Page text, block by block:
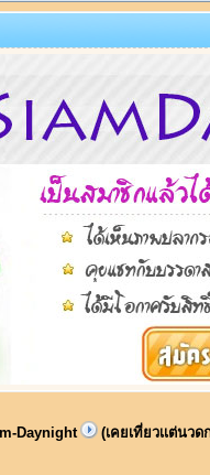
Daynight (เคยเที่ยวเเต่นว